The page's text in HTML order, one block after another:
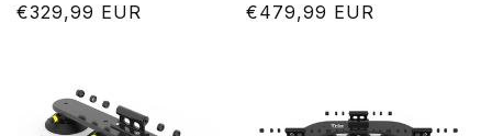
Prezzo
€329,99 EUR
Prezzo
€479,99 EUR